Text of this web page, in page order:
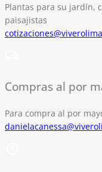
Plantas para su jardín,
paisajistas
Compras al por
Para compra al por